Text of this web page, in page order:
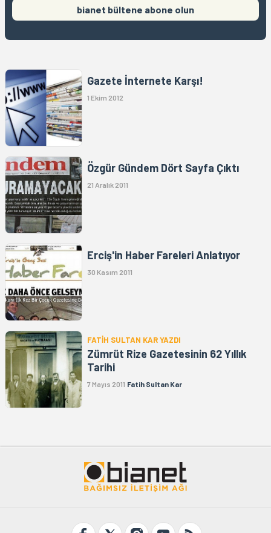
bianet bültene abone olun
Gazete İnternete Karşı!
1 Ekim 2012
Özgür Gündem Dört Sayfa Çıktı
21 Aralık 2011
Erciş'in Haber Fareleri Anlatıyor
30 Kasım 2011
FATİH SULTAN KAR YAZDI
Zümrüt Rize Gazetesinin 62 Yıllık
Tarihi
7 Mayıs 2011 Fatih Sultan Kar